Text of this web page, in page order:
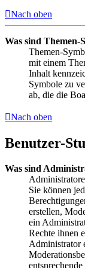
Nach oben
Was sind Themen-
Themen-
mit einem
Inhalt
Symbole zu
ab, die die
Nach oben
Benutzer-
Was sind
Sie können
erstellen,
ein
Rechte ihnen
Administrator